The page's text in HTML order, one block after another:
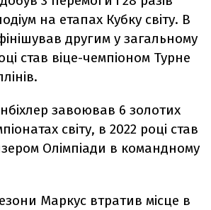
на етапах Кубку світу. В
другим у загальному
став віце-чемпіоном Турне
завоював 6 золотих
світу, в 2022 році став
Олімпіади в командному
Маркус втратив місце в